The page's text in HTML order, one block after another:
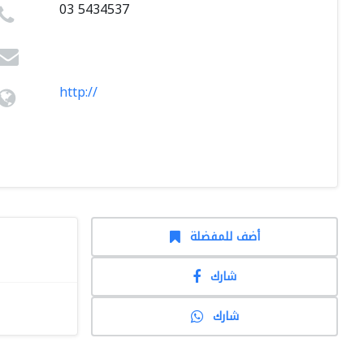
03 5434537
http://
أضف للمفضلة
شارك
شارك